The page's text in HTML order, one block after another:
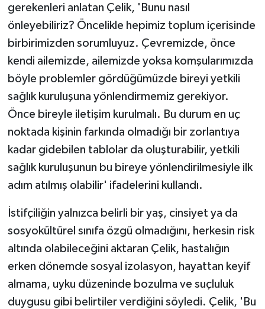
gerekenleri anlatan Çelik, 'Bunu nasıl
önleyebiliriz? Öncelikle hepimiz toplum içerisinde
birbirimizden sorumluyuz. Çevremizde, önce
kendi ailemizde, ailemizde yoksa komşularımızda
böyle problemler gördüğümüzde bireyi yetkili
sağlık kuruluşuna yönlendirmemiz gerekiyor.
Önce bireyle iletişim kurulmalı. Bu durum en uç
noktada kişinin farkında olmadığı bir zorlantıya
kadar gidebilen tablolar da oluşturabilir, yetkili
sağlık kuruluşunun bu bireye yönlendirilmesiyle ilk
adım atılmış olabilir' ifadelerini kullandı.
İstifçiliğin yalnızca belirli bir yaş, cinsiyet ya da
sosyokültürel sınıfa özgü olmadığını, herkesin risk
altında olabileceğini aktaran Çelik, hastalığın
erken dönemde sosyal izolasyon, hayattan keyif
almama, uyku düzeninde bozulma ve suçluluk
duygusu gibi belirtiler verdiğini söyledi. Çelik, 'Bu